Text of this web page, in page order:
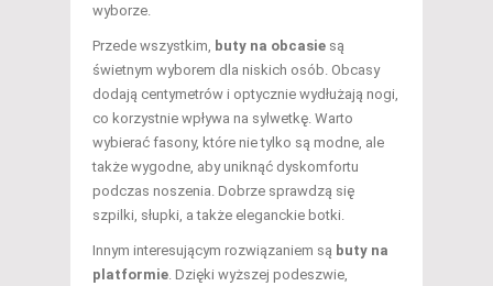
wyborze.
Przede wszystkim, buty na obcasie są
świetnym wyborem dla niskich osób. Obcasy
dodają centymetrów i optycznie wydłużają nogi,
co korzystnie wpływa na sylwetkę. Warto
wybierać fasony, które nie tylko są modne, ale
także wygodne, aby uniknąć dyskomfortu
podczas noszenia. Dobrze sprawdzą się
szpilki, słupki, a także eleganckie botki.
Innym interesującym rozwiązaniem są buty na
platformie . Dzięki wyższej podeszwie,